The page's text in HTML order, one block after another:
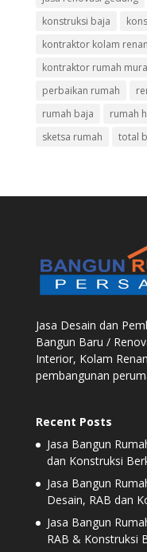
konstruksi baja
kontraktor kolam
kontraktor rumah
perbaikan rumah
rumah baja
rumah
sketsa rumah
total
Jasa Desain dan
Bangun Baru /
Interior, Kolam
pembangunan
Recent Posts
Jasa Bangun
dan Konstruksi
Jasa Bangun
Desain, RAB dan
Jasa Bangun
RAB & Konstruksi